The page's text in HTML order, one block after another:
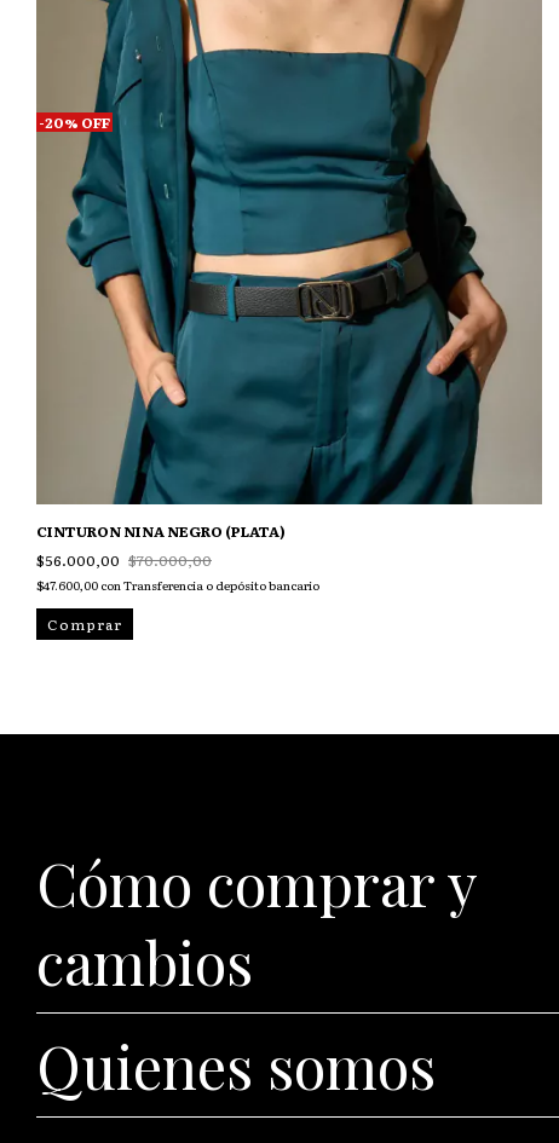
-20% OFF
CINTURON NINA NEGRO (PLATA)
$56.000,00 $70.000,00
$47.600,00 con Transferencia o depósito bancario
Comprar
Cómo comprar y
cambios
Quienes somos